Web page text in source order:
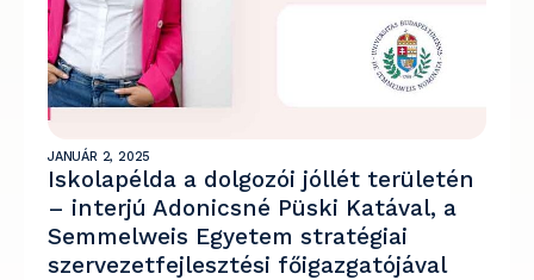
JANUÁR 2, 2025
Iskolapélda a dolgozói jóllét területén
– interjú Adonicsné Püski Katával, a
Semmelweis Egyetem stratégiai
szervezetfejlesztési főigazgatójával